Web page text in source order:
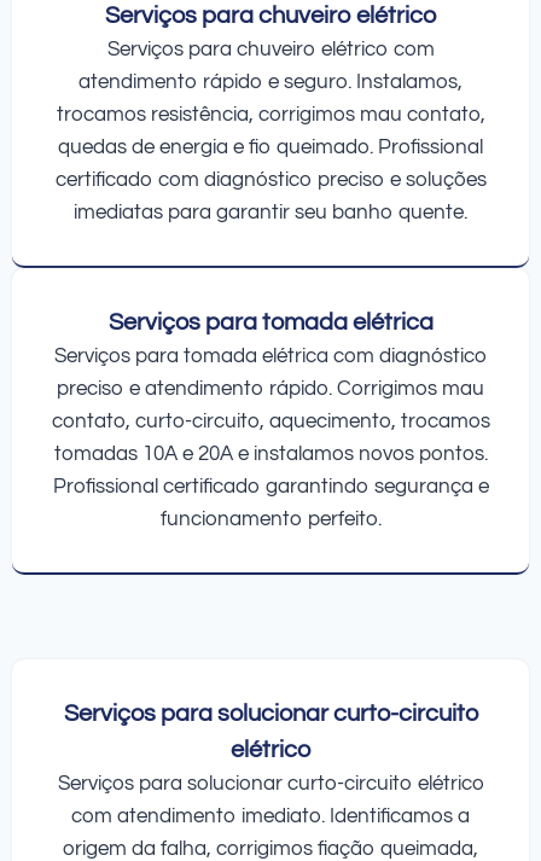
Serviços para chuveiro elétrico
Serviços para chuveiro elétrico com
atendimento rápido e seguro. Instalamos,
trocamos resistência, corrigimos mau contato,
quedas de energia e fio queimado. Profissional
certificado com diagnóstico preciso e soluções
imediatas para garantir seu banho quente.
Serviços para tomada elétrica
Serviços para tomada elétrica com diagnóstico
preciso e atendimento rápido. Corrigimos mau
contato, curto-circuito, aquecimento, trocamos
tomadas 10A e 20A e instalamos novos pontos.
Profissional certificado garantindo segurança e
funcionamento perfeito.
Serviços para solucionar curto-circuito
elétrico
Serviços para solucionar curto-circuito elétrico
com atendimento imediato. Identificamos a
origem da falha, corrigimos fiação queimada,